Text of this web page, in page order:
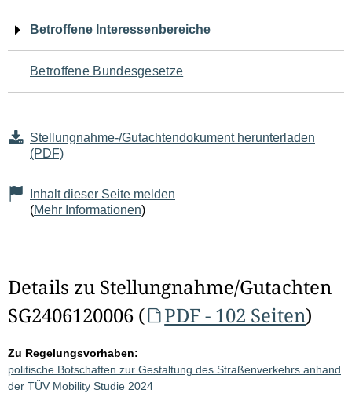
für
den
Seiteninhalt
Betroffene Interessenbereiche
Betroffene Bundesgesetze
Stellungnahme-/Gutachtendokument herunterladen
(PDF)
Inhalt dieser Seite melden
(Mehr Informationen)
Details zu Stellungnahme/Gutachten
SG2406120006 (
PDF - 102 Seiten)
Zu Regelungsvorhaben:
politische Botschaften zur Gestaltung des Straßenverkehrs anhand
der TÜV Mobility Studie 2024